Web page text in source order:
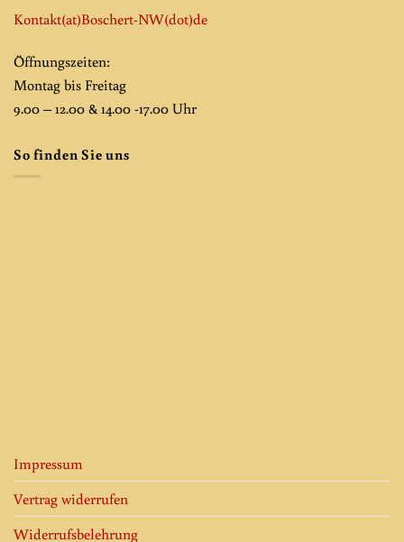
Kontakt(at)Boschert-NW(dot)de
Öffnungszeiten:
Montag bis Freitag
9.00 – 12.00 & 14.00 -17.00 Uhr
So finden Sie uns
Impressum
Vertrag widerrufen
Widerrufsbelehrung